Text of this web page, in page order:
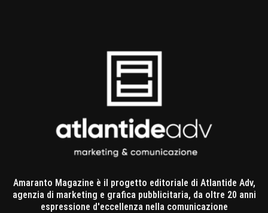
Amaranto Magazine è il progetto editoriale di Atlantide Adv,
agenzia di marketing e grafica pubblicitaria, da oltre 20 anni
espressione d'eccellenza nella comunicazione